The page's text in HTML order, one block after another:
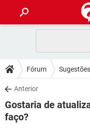
CELULAR
OUTLOOK
INSTAGRAM
GUIA DE COMPRAS
DICAS
JOGOS
OUTLOOK
DOWNLOADS
JOGOS
CELULAR
FÓRUM
Fórum Sugestões
Anterior
Gostaria de
faço?